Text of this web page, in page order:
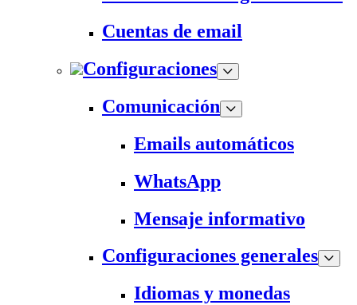
Cuentas de email
Configuraciones
Comunicación
Emails automáticos
WhatsApp
Mensaje informativo
Configuraciones generales
Idiomas y monedas